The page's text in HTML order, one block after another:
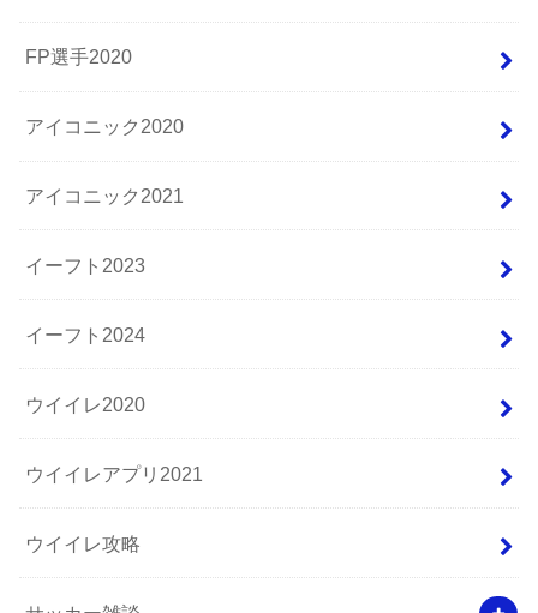
FP選手2020
アイコニック2020
アイコニック2021
イーフト2023
イーフト2024
ウイイレ2020
ウイイレアプリ2021
ウイイレ攻略